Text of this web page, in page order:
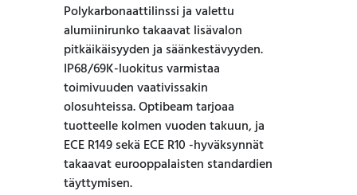
Polykarbonaattilinssi ja valettu
alumiinirunko takaavat lisävalon
pitkäikäisyyden ja säänkestävyyden.
IP68/69K-luokitus varmistaa
toimivuuden vaativissakin
olosuhteissa. Optibeam tarjoaa
tuotteelle kolmen vuoden takuun, ja
ECE R149 sekä ECE R10 -hyväksynnät
takaavat eurooppalaisten standardien
täyttymisen.